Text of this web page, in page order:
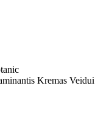
Kremas Veidui